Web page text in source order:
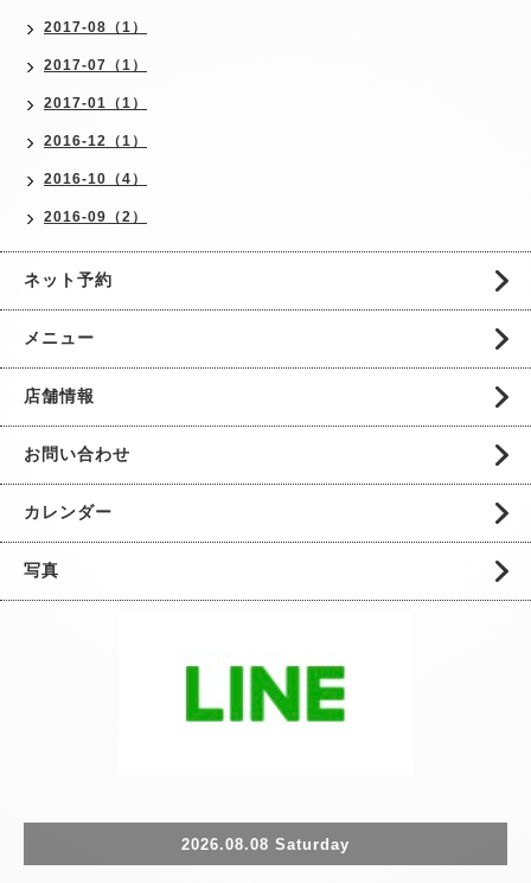
2017-08（1）
2017-07（1）
2017-01（1）
2016-12（1）
2016-10（4）
2016-09（2）
ネット予約
メニュー
店舗情報
お問い合わせ
カレンダー
写真
2026.08.08 Saturday